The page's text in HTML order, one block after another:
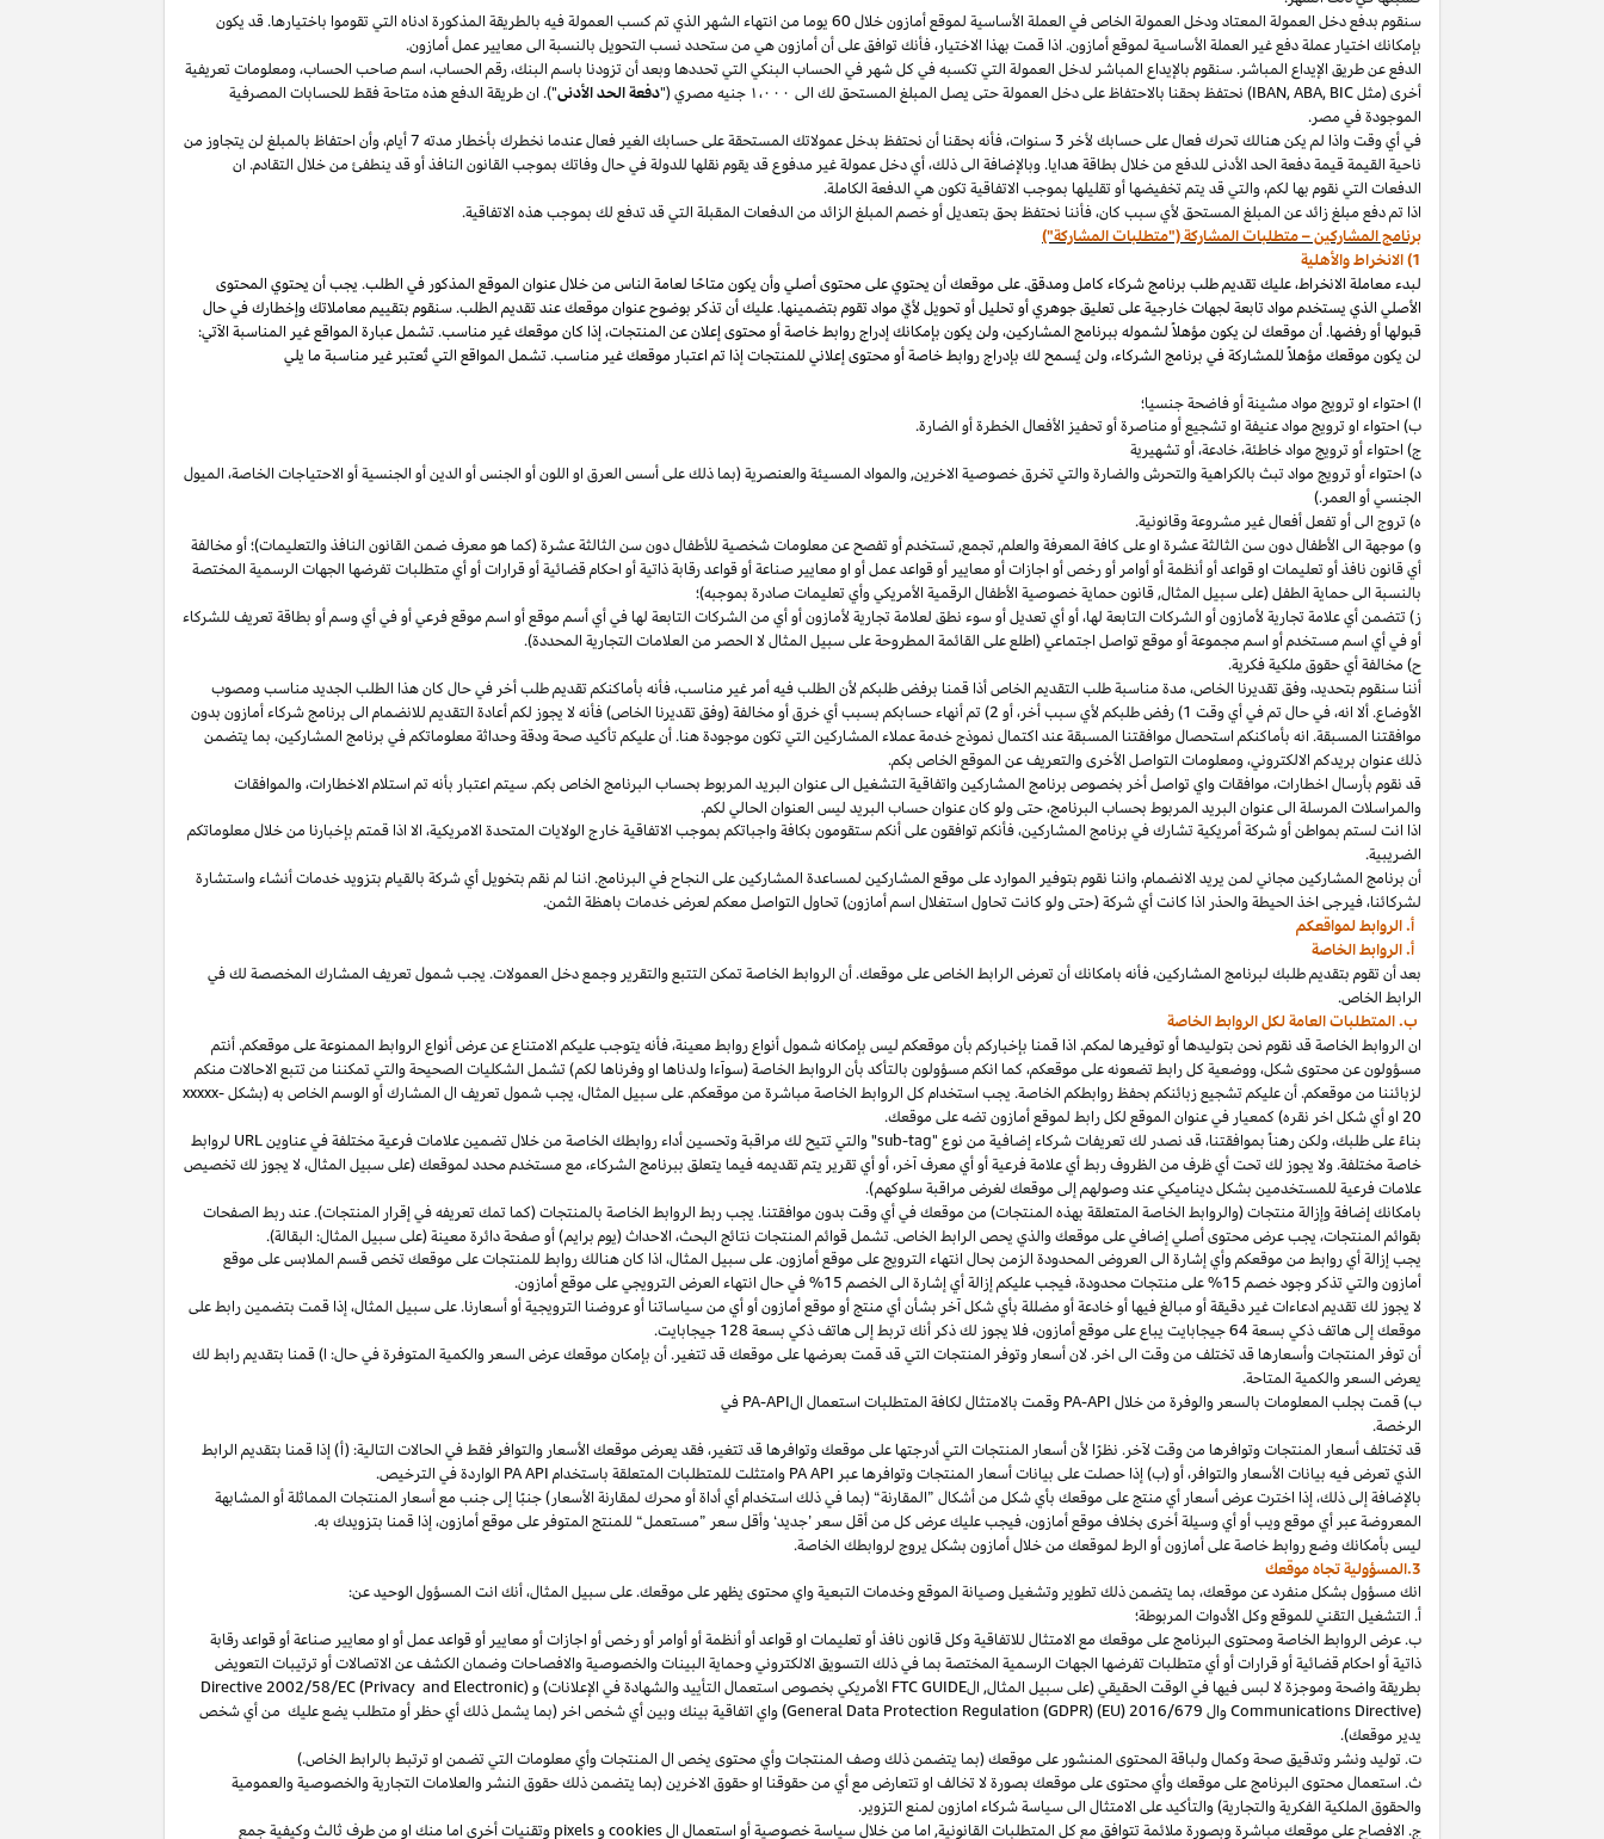
سنقوم بدفع دخل العمولة المعتاد ودخل العمولة الخاص في العملة الأساسية لموقع أمازون خلال 60 يوما من انتهاء الشهر الذي تم كسب العمولة فيه بالطريقة المذكورة ادناه التي تقوموا باختيارها. قد يكون
بإمكانك اختيار عملة دفع غير العملة الأساسية لموقع أمازون. اذا قمت بهذا الاختيار،فأنك توافق على أن أمازون هي من ستحدد نسب التحويل بالنسبة الى معايير عمل أمازون.
الدفع عن طريق الإيداع المباشر. سنقوم بالإيداع المباشر لدخل العمولة التي تكسبه في كل شهر في الحساب البنكي التي تحددها وبعد أن تزودنا باسم البنك،رقم الحساب، اسم صاحب الحساب،ومعلومات تعريفية
أخرى (مثل
IBAN,ABA, BIC ) نحتفظ بحقنا بالاحتفاظ على دخل العمولة حتى يصل المبلغ المستحق لك الى ١٬٠٠٠ جنيه مصري("دفعة الحد الأدنى")
. انطريقة الدفعهذه متاحةفقط للحسابات المصرفية
الموجودةفي مصر.
في أي وقتواذا لم يكن هنالك تحرك فعال على حسابك لأخر 3 سنوات،فأنه بحقنا أن نحتفظ بدخل عمولاتك المستحقة على حسابك الغير فعالعندما نخطرك بأخطار مدته 7 أيام،وأن احتفاظ بالمبلغ لن يتجاوز من
ناحية القيمة قيمة دفعة الحد الأدنى للدفع من خلال بطاقة هدايا. وبالإضافة الىذلك،أي دخل عمولة غير مدفوع قد يقوم نقلها للدولة في حال وفاتك بموجب القانون النافذ أو قد ينطفئ من خلال التقادم. ان
الدفعات التي نقوم بها لكم،والتي قد يتم تخفيضها أو تقليلها بموجب الاتفاقية تكون هي الدفعة الكاملة.
اذا تم دفع مبلغ زائد عن المبلغ المستحق لأي سبب كان،فأننا نحتفظ بحق بتعديل أو خصم المبلغ الزائد من الدفعات المقبلة التي قد تدفع لك بموجب هذه الاتفاقية.
برنامج المشاركين – متطلبات المشاركة ("متطلبات المشاركة")
1) الانخراط والأهلية
لبدء معاملة الانخراط، عليك تقديم طلب برنامج شركاء كامل ومدقق. على موقعك أن يحتوي على محتوى أصلي وأن يكون متاحًا لعامة الناس من خلال عنوان الموقع المذكور في الطلب. يجب أن يحتوي المحتوى
الأصلي الذي يستخدم مواد تابعة لجهات خارجية على تعليق جوهري أو تحليل أو تحويل لأيّ مواد تقوم بتضمينها. عليك أن تذكر بوضوح عنوان موقعك عند تقديم الطلب. سنقوم بتقييم معاملاتك وإخطارك في حال
قبولها أو رفضها. أن موقعك لن يكون مؤهلاً لشموله ببرنامج المشاركين، ولن يكون بإمكانك إدراج روابط خاصة أو محتوى إعلان عن المنتجات، إذا كان موقعك غير مناسب. تشمل عبارة المواقع غير المناسبة الآتي:
لن يكون موقعك مؤهلاً للمشاركة في برنامج الشركاء، ولن يُسمح لك بإدراج روابط خاصة أو محتوى إعلاني للمنتجات إذا تم اعتبار موقعك غير مناسب. تشمل المواقع التي تُعتبر غير مناسبة ما يلي
ا) احتواء او ترويج مواد مشينة أو فاضحة جنسيا؛
ب) احتواء او ترويج موادعنيفة او تشجيع أو مناصرة أو تحفيز الأفعال الخطرة أو الضارة.
ج) احتواء أو ترويج موادخاطئة،خادعة،أو تشهيرية
د) احتواء أو ترويج مواد تبث بالكراهية والتحرش والضارة والتي تخرق خصوصية الاخرين,والمواد المسيئة والعنصرية (بما ذلك على أسس العرق او اللون أو الجنس أو الدين أو الجنسية أو الاحتياجات الخاصة، الميول
الجنسي أو العمر.)
ه) تروج الى أو تفعل أفعال غير مشروعة وقانونية.
و) موجهة الى الأطفال دون سن الثالثة عشرة او على كافة المعرفة والعلم, تجمع, تستخدم أو تفصح عن معلومات شخصية للأطفال دون سن الثالثة عشرة (كما هو معرف ضمن القانون النافذ والتعليمات)؛ أو مخالفة
أي قانون نافذ أو تعليمات او قواعد أو أنظمة أو أوامر أو رخص أو اجازات أو معايير أو قواعد عمل أو او معايير صناعة أو قواعد رقابة ذاتية أو احكام قضائية أو قرارات أو أي متطلبات تفرضها الجهات الرسمية المختصة
بالنسبة الى حماية الطفل (على سبيل المثال, قانون حماية خصوصية الأطفال الرقمية الأمريكي وأي تعليمات صادرة بموجبه)؛
ز) تتضمن أي علامة تجارية لأمازون أو الشركات التابعة لها،أو أي تعديل أو سوء نطق لعلامة تجارية لأمازون أو أي من الشركات التابعة لها في أي أسم موقع أو اسم موقع فرعي أو في أي وسم أو بطاقة تعريف للشركاء
أو في أي اسم مستخدم أو اسم مجموعة أو موقع تواصل اجتماعي (اطلع على القائمة المطروحة على سبيل المثال لا الحصر من العلامات التجارية المحددة).
ح) مخالفة أي حقوق ملكية فكرية.
أننا سنقوم بتحديد،وفق تقديرنا الخاص، مدة مناسبة طلب التقديم الخاص أذا قمنا برفض طلبكم لأن الطلب فيه أمر غير مناسب،فأنه بأماكنكم تقديم طلب أخر في حال كان هذا الطلب الجديد مناسب ومصوب
الأوضاع. ألا انه،في حال تم في أي وقت 1) رفض طلبكم لأي سبب أخر،أو 2) تم أنهاء حسابكم بسبب أي خرق أو مخالفة (وفق تقديرنا الخاص)فأنه لا يجوز لكم أعادة التقديم للانضمام الى برنامج شركاء أمازون بدون
موافقتنا المسبقة. انه بأماكنكم استحصال موافقتنا المسبقة عند اكتمال نموذج خدمة عملاء المشاركين التي تكون موجودة هنا. أن عليكم تأكيد صحة ودقة وحداثة معلوماتكم في برنامج المشاركين، بما يتضمن
ذلك عنوان بريدكم الالكتروني،ومعلومات التواصل الأخرى والتعريف عن الموقع الخاص بكم.
قد نقوم بأرسال اخطارات، موافقات واي تواصل أخر بخصوص برنامج المشاركين واتفاقية التشغيل الى عنوان البريد المربوط بحساب البرنامج الخاص بكم. سيتم اعتبار بأنه تم استلام الاخطارات،والموافقات
والمراسلات المرسلة الى عنوان البريد المربوط بحساب البرنامج،حتى ولو كان عنوان حساب البريد ليس العنوان الحالي لكم.
اذا انت لستم بمواطن أو شركة أمريكية تشارك في برنامج المشاركين،فأنكم توافقون على أنكم ستقومون بكافة واجباتكم بموجب الاتفاقيةخارج الولايات المتحدة الامريكية، الا اذا قمتم بإخبارنا من خلال معلوماتكم
الضريبية.
أن برنامج المشاركين مجاني لمن يريد الانضمام،واننا نقوم بتوفير الموارد على موقع المشاركين لمساعدة المشاركين على النجاح في البرنامج. اننا لم نقم بتخويل أي شركة بالقيام بتزويد خدمات أنشاء واستشارة
لشركائنا،فيرجى اخذ الحيطة والحذر اذا كانت أي شركة (حتى ولو كانت تحاول استغلال اسم أمازون) تحاول التواصل معكم لعرض خدمات باهظة الثمن.
أ. الروابط لمواقعكم
أ. الروابط الخاصة
بعد أن تقوم بتقديم طلبك لبرنامج المشاركين،فأنه بامكانكأن تعرض الرابط الخاص على موقعك. أن الروابط الخاصة تمكن التتبع والتقرير وجمع دخل العمولات. يجب شمول تعريف المشارك المخصصة لك في
الرابط الخاص.
ب. المتطلبات العامة لكل الروابط الخاصة
ان الروابط الخاصة قد نقوم نحن بتوليدها أو توفيرها لمكم. اذا قمنا بإخباركم بأن موقعكم ليس بإمكانه شمول أنواع روابط معينة،فأنه يتوجب عليكم الامتناع عن عرض أنواع الروابط الممنوعة على موقعكم. أنتم
مسؤولون عن محتوىشكل،ووضعية كل رابط تضعونه على موقعكم، كما انكم مسؤولون بالتأكد بأن الروابط الخاصة (سوآءا ولدناها او وفرناها لكم) تشمل الشكليات الصحيحة والتي تمكننا من تتبع الاحالات منكم
لزبائننا من موقعكم. أن عليكم تشجيع زبائنكم بحفظ روابطكم الخاصة. يجب استخدام كل الروابط الخاصة مباشرة من موقعكم. على سبيل المثال، يجب شمول تعريف ال المشارك أو الوسم الخاص به (بشكلxxxxx-
20 او أي شكل اخر نقره) كمعيار في عنوان الموقع لكل رابط لموقع أمازون تضه على موقعك.
بناءً على طلبك، ولكن رهناً بموافقتنا، قد نصدر لك تعريفات شركاء إضافية من نوع "sub-tag" والتي تتيح لك مراقبة وتحسين أداء روابطك الخاصة من خلال تضمين علامات فرعية مختلفة في عناوينURL لروابط
خاصة مختلفة. ولا يجوز لك تحت أي ظرف من الظروف ربط أي علامة فرعية أو أي معرف آخر، أو أي تقرير يتم تقديمه فيما يتعلق ببرنامج الشركاء، مع مستخدم محدد لموقعك (على سبيل المثال، لا يجوز لك تخصيص
علامات فرعية للمستخدمين بشكل ديناميكي عند وصولهم إلى موقعك لغرض مراقبة سلوكهم).
بامكانك إضافة وإزالة منتجات (والروابط الخاصة المتعلقة بهذه المنتجات) من موقعك في أي وقت بدون موافقتنا. يجب ربط الروابط الخاصة بالمنتجات (كما تمك تعريفه في إقرار المنتجات). عند ربط الصفحات
بقوائم المنتجات، يجب عرض محتوىأصلي إضافي على موقعك والذي يحص الرابط الخاص. تشمل قوائم المنتجات نتائج البحث، الاحداث (يوم برايم) أو صفحة دائرة معينة (على سبيل المثال: البقالة).
يجب إزالة أي روابط من موقعكم وأي إشارة الى العروض المحدودة الزمن بحال انتهاء الترويج على موقع أمازون. على سبيل المثال، اذا كان هنالك روابط للمنتجات على موقعك تخص قسم الملابس على موقع
أمازون والتي تذكر وجود خصم 15% على منتجات محدودة،فيجب عليكم إزالة أي إشارة الى الخصم 15% في حال انتهاء العرض الترويجي على موقع أمازون.
لا يجوز لك تقديم ادعاءاتغيردقيقةأو مبالغفيهاأوخادعةأو مضللة بأيشكلآخر بشأنأي منتجأو موقعأمازونأوأي منسياساتناأوعروضنا الترويجيةأوأسعارنا.علىسبيل المثال،إذا قمت بتضمينرابطعلى
موقعكإلىهاتفذكي بسعة جيجابايت يباععلى موقعأمازون،فلا يجوز لكذكرأنك تربطإلىهاتفذكي بسعة جيجابايت.
أن توفر المنتجات وأسعارها قد تختلف من وقت الى اخر. لان أسعار وتوفر المنتجات التي قد قمت بعرضها على موقعك قد تتغير. أن بإمكان موقعك عرض السعر والكمية المتوفرة في حال: ا) قمنا بتقديم رابط لك
يعرض السعر والكمية المتاحة.
ب) قمت بجلب المعلومات بالسعر والوفرة من خلال PA-API وقمت بالامتثال لكافة المتطلبات استعمال ال PA-API
في
الرخصة.
قد تختلف أسعار المنتجات وتوافرها من وقت لآخر. نظرًا لأن أسعار المنتجات التي أدرجتها على موقعك وتوافرها قد تتغير، فقد يعرض موقعك الأسعار والتوافر فقط في الحالات التالية: (أ) إذا قمنا بتقديم الرابط
الذي تعرض فيه بيانات الأسعار والتوافر، أو (ب) إذا حصلت على بيانات أسعار المنتجات وتوافرها عبر
وامتثلت للمتطلبات المتعلقة باستخدام الواردة في الترخيص.
بالإضافة إلىذلك، إذا اخترتعرضأسعار أي منتجعلى موقعك بأيشكل منأشكال ”المقارنة“
(بمافيذلك استخدامأيأداةأو محرك لمقارنة الأسعار)جنبًا إلىجنب معأسعار المنتجات المماثلةأو المشابهة
المعروضةعبر أي موقعويبأوأيوسيلةأخرى بخلاف موقعأمازون،فيجبعليكعرض كل منأقلسعر ’جديد‘ وأقلسعر ”مستعمل“ للمنتج المتوفر على موقعأمازون، إذا قمنا بتزويدك به.
ليس بأمكانكوضع روابط خاصة على أمازون أو الرط لموقعك من خلال أمازون بشكل يروج لروابطك الخاصة.
3.المسؤولية تجاه موقعك
انك مسؤول بشكل منفرد عن موقعك، بما يتضمن ذلك تطويروتشغيلوصيانة الموقع وخدمات التبعية واي محتوى يظهر على موقعك. على سبيل المثال،أنك انت المسؤول الوحيد عن:
أ. التشغيل التقني للموقع وكل الأدوات المربوطة؛
ب. عرض الروابط الخاصة ومحتوى البرنامج على موقعك مع الامتثال للاتفاقية وكل قانون نافذ أو تعليمات او قواعد أو أنظمة أو أوامر أو رخص أو اجازات أو معايير أو قواعد عمل أو او معايير صناعة أو قواعد رقابة
ذاتية أو احكام قضائية أو قرارات أو أي متطلبات تفرضها الجهات الرسمية المختصة بما في ذلك التسويق الالكتروني وحماية البينات والخصوصيةوالافصاحاتوضمان الكشف عن الاتصالات أو ترتيبات التعويض
بطريقة واضحة وموجزة لا لبس فيها في الوقت الحقيقي(على سبيل المثال, الFTC GUIDE الأمريكي بخصوص استعمال التأييد والشهادة في الإعلانات) و (Directive 2002/58/EC (Privacy and Electronic
Communications Directive) وال General Data Protection Regulation (GDPR) (EU) 2016/679) واي اتفاقية بينك وبين أي شخص اخر (بما يشمل ذلك أي حظر أو متطلب يضع عليك من أي شخص
يدير موقعك).
ت. توليد ونشر وتدقيق صحة وكمال ولباقة المحتوى المنشور على موقعك (بما يتضمن ذلك وصف المنتجات وأي محتوى يخص ال المنتجات وأي معلومات التي تضمن او ترتبط بالرابط الخاص.)
ث. استعمال محتوى البرنامج على موقعك وأي محتوى على موقعك بصورة لا تخالف او تتعارض مع أي من حقوقنا او حقوق الاخرين (بما يتضمن ذلك حقوق النشر والعلامات التجارية والخصوصية والعمومية
والحقوق الملكية الفكرية والتجارية) والتأكيد على الامتثال الى سياسة شركاء امازون لمنع التزوير.
ج. الافصاح على موقعك مباشرة وبصورة ملائمة تتوافق مع كل المتطلبات القانونية, اما من خلال سياسة خصوصية أو استعمال الcookiesوpixels وتقنيات أخرى اما منك او من طرف ثالث وكيفية جمع